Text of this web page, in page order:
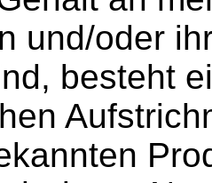
und/oder
besteht